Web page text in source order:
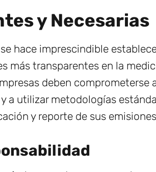
y Necesarias
hace imprescindible
más transparentes en la
deben comprometerse
a utilizar metodologías
y reporte de sus emisiones